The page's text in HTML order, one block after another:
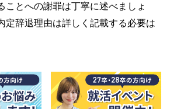
ことへの謝罪は丁寧に述べましょ
定辞退理由は詳しく記載する必要は